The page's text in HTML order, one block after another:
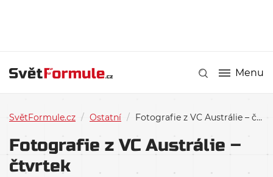
Menu
SvětFormule.cz / Ostatní / Fotografie z VC Austrálie – čtvrtek
Fotografie z VC Austrálie –
čtvrtek